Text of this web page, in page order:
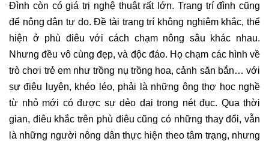
Đình còn có giá trị nghệ thuật rất lớn. Trang trí đình cũng
để nông dân tự do. Đề tài trang trí không nghiêm khắc, thể
hiện ở phù điêu với cách chạm nông sâu khác nhau.
Nhưng đều vô cùng đẹp, và độc đáo. Họ chạm các hình về
trò chơi trẻ em như trồng nụ trồng hoa, cảnh săn bắn… với
sự điêu luyện, khéo léo, phải là những ông thợ học nghề
từ nhỏ mới có được sự dẻo dai trong nét đục. Qua thời
gian, điêu khắc trên phù điêu cũng có những thay đổi, vẫn
là những người nông dân thực hiện theo tâm trạng, nhưng